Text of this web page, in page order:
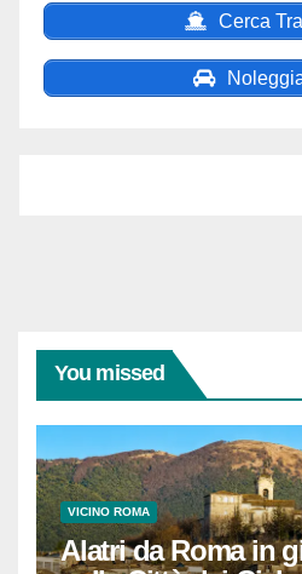
Cerca
You missed
VICINO ROMA
Alatri da Roma in